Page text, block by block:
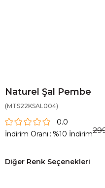
Naturel Şal Pembe
(MTS22KSAL004)
0.0
İndirim Oranı : %10 İndirim
Diğer Renk Seçenekleri